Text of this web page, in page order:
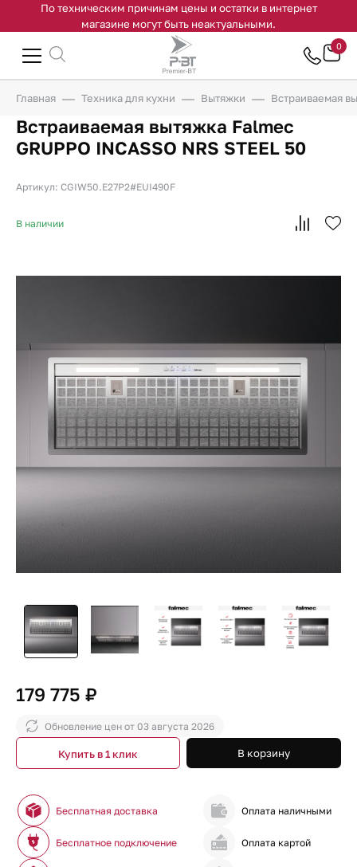
По техническим причинам цены и остатки в интернет
магазине могут быть неактуальными.
0
Главная Техника для кухни Вытяжки Встраиваемая
Встраиваемая вытяжка Falmec
GRUPPO INCASSO NRS STEEL 50
Артикул: CGIW50.E27P2#EUI490F
В наличии
179 775 ₽
Обновление цен от 03 августа 2026
В корзину
Купить в 1 клик
Бесплатная доставка
Бесплатное подключение
Оплата наличными
Оплата картой